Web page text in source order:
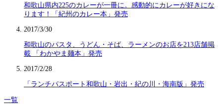
和歌山県内225のカレーが一冊に。感動的にカレーが好きにな
ります！「紀州のカレー本」発売
2017/3/30
和歌山のパスタ、うどん・そば、ラーメンのお店を213店舗掲
載 「わかやま麺本」発売
2017/2/28
「ランチパスポート和歌山・岩出・紀の川・海南版」発売
一覧